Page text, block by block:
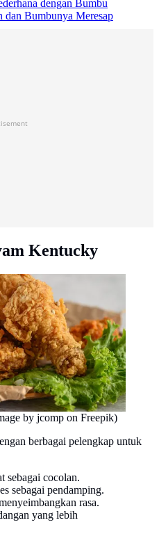
dengan Bumbu
dan Bumbunya Meresap
Kentucky
by jcomp on Freepik)
berbagai pelengkap untuk
sebagai cocolan.
sebagai pendamping.
rasa.
yang lebih